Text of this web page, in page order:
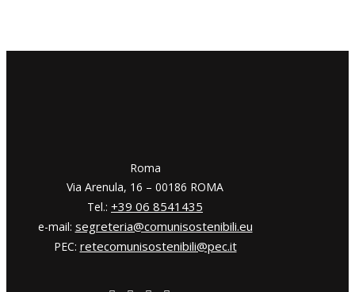
​​Roma
Via Arenula, 16 – 00186 ROMA
Tel.: +39 06 8541435
e-mail: segreteria@comunisostenibili.eu
PEC: retecomunisostenibili@pec.it